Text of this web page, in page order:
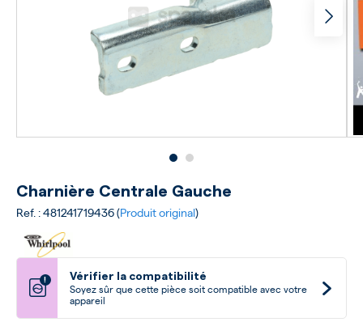
Charnière Centrale Gauche
Ref. : 481241719436 (Produit original)
! Vérifier la compatibilité
Soyez sûr que cette pièce soit compatible avec votre
appareil